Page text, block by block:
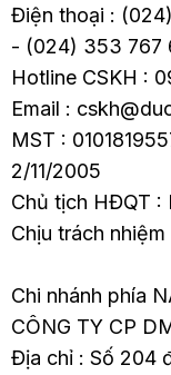
Điện thoại :
- (024) 353 767
Hotline CSKH :
Email :
MST :
2/11/2005
Chủ tịch HĐQT :
Chịu trách
Chi nhánh phía
CÔNG TY CP
Địa chỉ : Số 204